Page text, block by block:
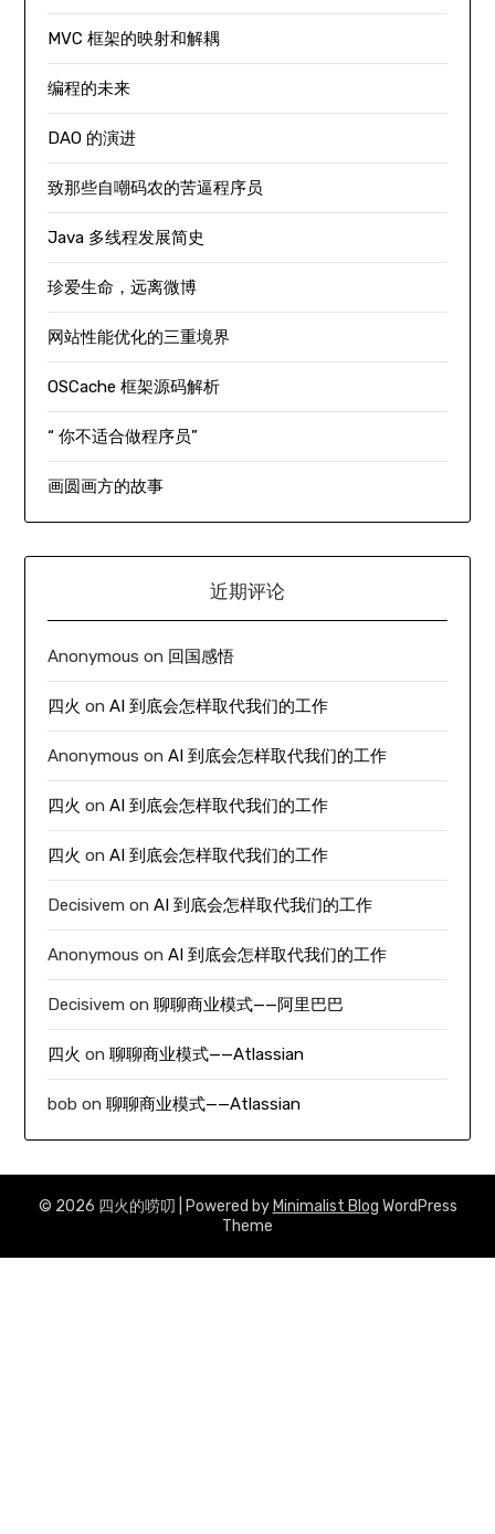
MVC 框架的映射和解耦
编程的未来
DAO 的演进
致那些自嘲码农的苦逼程序员
Java 多线程发展简史
珍爱生命，远离微博
网站性能优化的三重境界
OSCache 框架源码解析
“ 你不适合做程序员”
画圆画方的故事
近期评论
Anonymous on 回国感悟
四火 onAI 到底会怎样取代我们的工作
Anonymous onAI 到底会怎样取代我们的工作
四火 onAI 到底会怎样取代我们的工作
四火 onAI 到底会怎样取代我们的工作
Decisivem onAI 到底会怎样取代我们的工作
Anonymous onAI 到底会怎样取代我们的工作
Decisivem on聊聊商业模式——阿里巴巴
四火 on聊聊商业模式——Atlassian
bob on聊聊商业模式——Atlassian
© 2026 四火的唠叨 | Powered by Minimalist Blog WordPress
Theme